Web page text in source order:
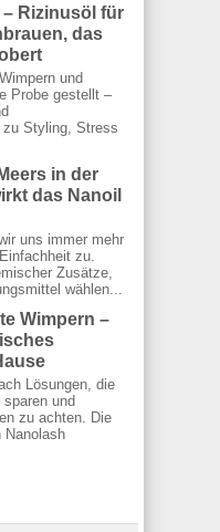
– Rizinusöl für
das
und
Probe gestellt –
zu Styling, Stress
in der
das Nanoil
uns immer mehr
zu.
Zusätze,
wählen...
Wimpern –
Lösungen, die
und
zu achten. Die
Nanolash